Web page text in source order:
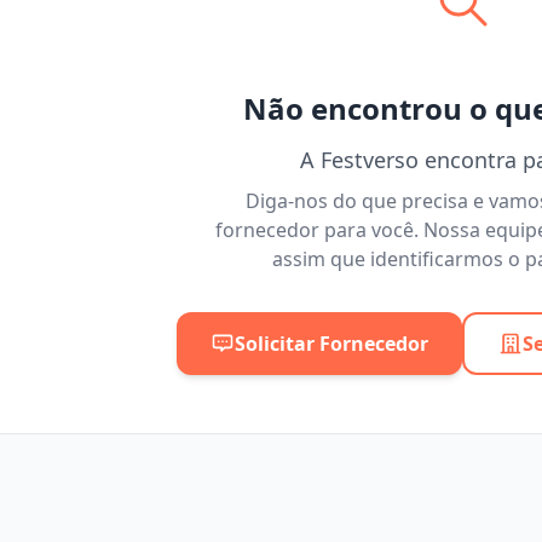
Não encontrou o
A Festverso encontra
Diga-nos do que precisa e
fornecedor para você. Nossa
assim que identificarmos o
Solicitar Fornecedor